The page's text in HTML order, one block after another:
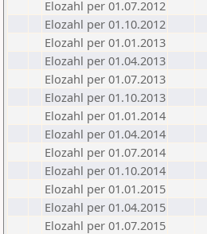
Elozahl per 01.07.2012
Elozahl per 01.10.2012
Elozahl per 01.01.2013
Elozahl per 01.04.2013
Elozahl per 01.07.2013
Elozahl per 01.10.2013
Elozahl per 01.01.2014
Elozahl per 01.04.2014
Elozahl per 01.07.2014
Elozahl per 01.10.2014
Elozahl per 01.01.2015
Elozahl per 01.04.2015
Elozahl per 01.07.2015